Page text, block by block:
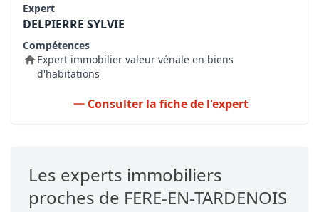
Expert
DELPIERRE SYLVIE
Compétences
Expert immobilier valeur vénale en biens
d'habitations
Consulter la fiche de l'expert
Les experts immobiliers
proches de FERE-EN-TARDENOIS